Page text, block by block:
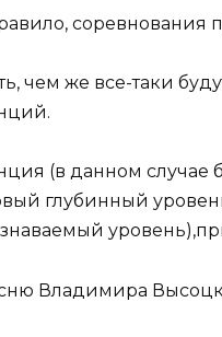
соревнования
чем же все-таки
(в данном случае
глубинный
Владимира